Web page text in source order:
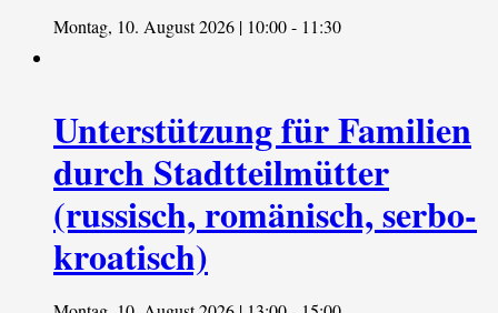
Montag, 10. August 2026 | 10:00- 11:30
Unterstützung für Familien
durch Stadtteilmütter
(russisch, romänisch, serbo-
kroatisch)